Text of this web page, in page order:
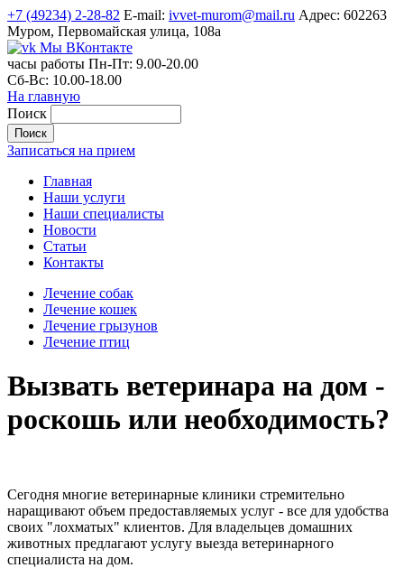
+7 (49234) 2-28-82 E-mail: ivvet-murom@mail.ru Адрес: 602263
Муром, Первомайская улица, 108а
Мы ВКонтакте
часы работы Пн-Пт: 9.00-20.00
Сб-Вс: 10.00-18.00
На главную
Поиск
Записаться на прием
Главная
Наши услуги
Наши специалисты
Новости
Статьи
Контакты
Лечение собак
Лечение кошек
Лечение грызунов
Лечение птиц
Вызвать ветеринара на дом -
роскошь или необходимость?
Сегодня многие ветеринарные клиники стремительно
наращивают объем предоставляемых услуг - все для удобства
своих "лохматых" клиентов. Для владельцев домашних
животных предлагают услугу выезда ветеринарного
специалиста на дом.